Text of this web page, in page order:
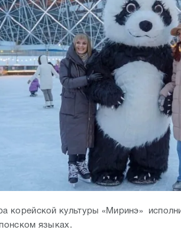
корейской культуры «Миринэ»
языках.